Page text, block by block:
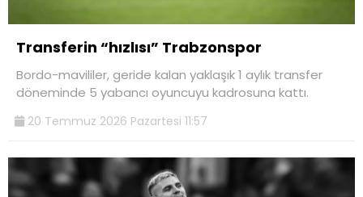
Transferin “hızlısı” Trabzonspor
Bordo-mavililer, geride kalan yaklaşık 1 aylık transfer
döneminde 5 yabancı oyuncuyu kadrosuna kattı.
20 Temmuz 2026 Pazartesi 11:57